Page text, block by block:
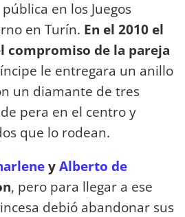
en los Juegos
en Turín. En el 2010 el
compromiso de la pareja
le entregara un anillo
un diamante de tres
pera en el centro y
que lo rodean.
yAlberto de
, pero para llegar a ese
debió abandonar sus